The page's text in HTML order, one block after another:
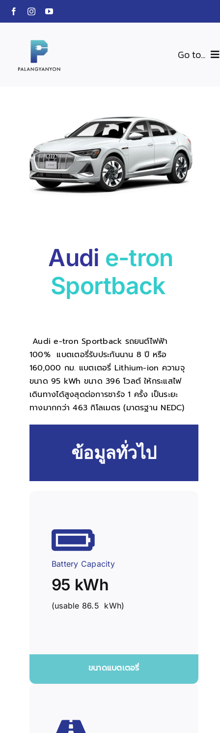
Skip
Go to...
Charging Station
EV Car
Audi e-tron
Sportback
Audi e-tron Sportback รถยนต์ไฟฟ้า
100% แบตเตอรี่รับประกันนาน 8 ปี หรือ
160,000 กม. แบตเตอรี่ Lithium-ion ความจุ
ขนาด 95 kWh ขนาด 396 โวลต์ ให้กระแสไฟ
เดินทางได้สูงสุดต่อการชาร์จ 1 ครั้ง เป็นระยะ
ทางมากกว่า 463 กิโลเมตร (มาตรฐาน NEDC)
ข้อมูลทั่วไป
Battery Capacity
95 kWh
(usable 86.5 kWh)
ขนาดแบตเตอรี่